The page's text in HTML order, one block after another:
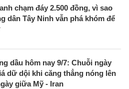
chạm đáy 2.500 đồng, vì sao
dân Tây Ninh vẫn phá khóm để
dầu hôm nay 9/7: Chuỗi ngày
dữ dội khi căng thẳng nóng lên
giữa Mỹ - Iran